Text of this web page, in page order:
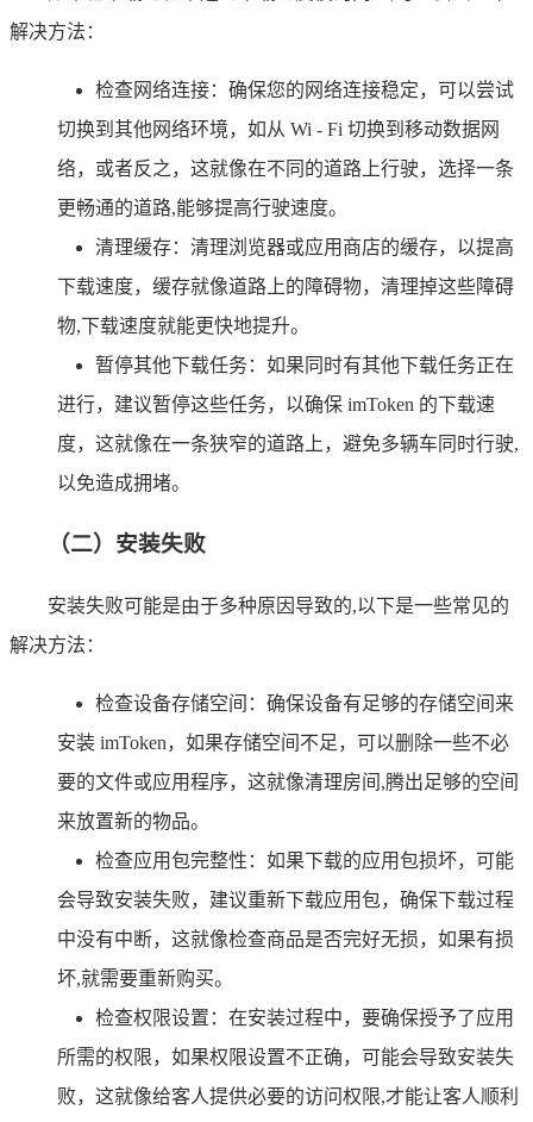
解决方法：
检查网络连接：确保您的网络连接稳定，可以尝试
切换到其他网络环境，如从 Wi - Fi 切换到移动数据网
络，或者反之，这就像在不同的道路上行驶，选择一条
更畅通的道路,能够提高行驶速度。
清理缓存：清理浏览器或应用商店的缓存，以提高
下载速度，缓存就像道路上的障碍物，清理掉这些障碍
物,下载速度就能更快地提升。
暂停其他下载任务：如果同时有其他下载任务正在
进行，建议暂停这些任务，以确保 imToken 的下载速
度，这就像在一条狭窄的道路上，避免多辆车同时行驶,
以免造成拥堵。
（二）安装失败
安装失败可能是由于多种原因导致的,以下是一些常见的
解决方法：
检查设备存储空间：确保设备有足够的存储空间来
安装 imToken，如果存储空间不足，可以删除一些不必
要的文件或应用程序，这就像清理房间,腾出足够的空间
来放置新的物品。
检查应用包完整性：如果下载的应用包损坏，可能
会导致安装失败，建议重新下载应用包，确保下载过程
中没有中断，这就像检查商品是否完好无损，如果有损
坏,就需要重新购买。
检查权限设置：在安装过程中，要确保授予了应用
所需的权限，如果权限设置不正确，可能会导致安装失
败，这就像给客人提供必要的访问权限,才能让客人顺利